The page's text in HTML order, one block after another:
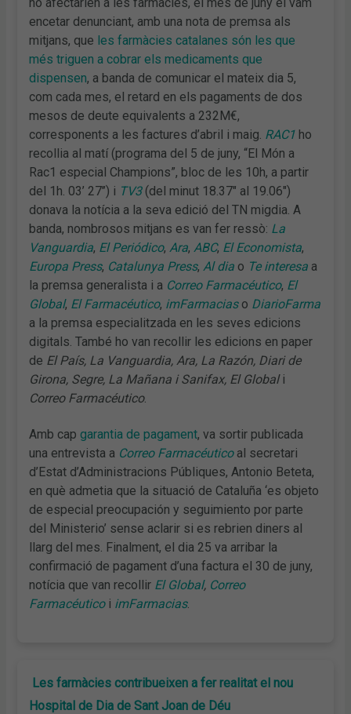
encetar denunciant, amb una nota de premsa als
mitjans, que les farmàcies catalanes són les que
més triguen a cobrar els medicaments que
dispensen, a banda de comunicar el mateix dia 5,
com cada mes, el retard en els pagaments de dos
mesos de deute equivalents a 232M€,
corresponents a les factures d’abril i maig. RAC1 ho
recollia al matí (programa del 5 de juny, “El Món a
Rac1 especial Champions”, bloc de les 10h, a partir
del 1h. 03’ 27’’) i TV3(del minut 18.37″ al 19.06″)
donava la notícia a la seva edició del TN migdia. A
banda, nombrosos mitjans es van fer ressò: La
Vanguardia, El Periódico,Ara,ABC, El Economista,
Europa Press, Catalunya Press,Al dia o Te interesa a
la premsa generalista i a Correo Farmacéutico, El
Global, El Farmacéutico, imFarmaciaso DiarioFarma
a la premsa especialitzada en les seves edicions
digitals. També ho van recollir les edicions en paper
de El País, La Vanguardia, Ara, La Razón, Diari de
Girona, Segre, La Mañana i Sanifax, El Globali
Correo Farmacéutico.
Amb capgarantia de pagament, va sortir publicada
una entrevista a Correo Farmacéutico al secretari
d’Estat d’Administracions Públiques, Antonio Beteta,
en què admetia que la situació de Cataluña ‘es objeto
de especial preocupación y seguimiento por parte
del Ministerio’ sense aclarir si es rebrien diners al
llarg del mes. Finalment, el dia 25 va arribar la
confirmació de pagament d’una factura el 30 de juny,
notícia que van recollir El Global, Correo
Farmacéuticoi imFarmacias.
Les farmàcies contribueixen a fer realitat el nou
Hospital de Dia de Sant Joan de Déu